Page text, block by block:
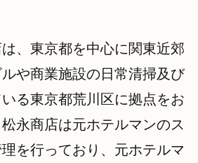
、東京都を中心に関東近郊
や商業施設の日常清掃及び
る東京都荒川区に拠点をお
永商店は元ホテルマンのス
を行っており、元ホテルマ